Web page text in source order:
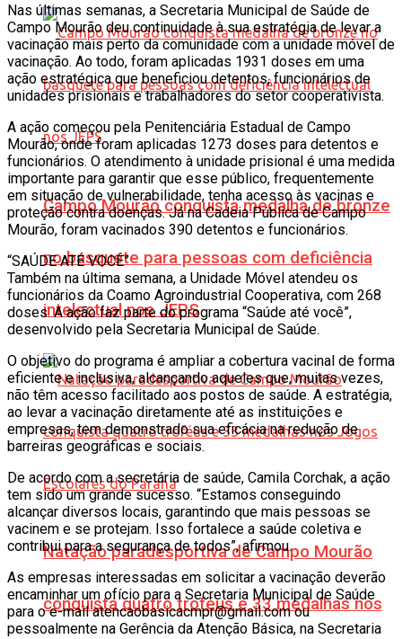
Campo Mourão conquista medalha de bronze
no basquete para pessoas com deficiência
intelectual nos JEPS
Natação paradesportiva de Campo Mourão
conquista quatro troféus e 33 medalhas nos
Nas últimas semanas, a Secretaria Municipal de Saúde de
Campo Mourão deu continuidade à sua estratégia de levar a
vacinação mais perto da comunidade com a unidade móvel de
vacinação. Ao todo, foram aplicadas 1931 doses em uma
ação estratégica que beneficiou detentos, funcionários de
unidades prisionais e trabalhadores do setor cooperativista.
A ação começou pela Penitenciária Estadual de Campo
Mourão, onde foram aplicadas 1273 doses para detentos e
funcionários. O atendimento à unidade prisional é uma medida
importante para garantir que esse público, frequentemente
em situação de vulnerabilidade, tenha acesso às vacinas e
proteção contra doenças. Já na Cadeia Pública de Campo
Mourão, foram vacinados 390 detentos e funcionários.
“SAÚDE ATÉ VOCÊ”
Também na última semana, a Unidade Móvel atendeu os
funcionários da Coamo Agroindustrial Cooperativa, com 268
doses. A ação faz parte do programa “Saúde até você”,
desenvolvido pela Secretaria Municipal de Saúde.
O objetivo do programa é ampliar a cobertura vacinal de forma
eficiente e inclusiva, alcançando aqueles que, muitas vezes,
não têm acesso facilitado aos postos de saúde. A estratégia,
ao levar a vacinação diretamente até as instituições e
empresas, tem demonstrado sua eficácia na redução de
barreiras geográficas e sociais.
De acordo com a secretária de saúde, Camila Corchak, a ação
tem sido um grande sucesso. “Estamos conseguindo
alcançar diversos locais, garantindo que mais pessoas se
vacinem e se protejam. Isso fortalece a saúde coletiva e
contribui para a segurança de todos”, afirmou.
As empresas interessadas em solicitar a vacinação deverão
encaminhar um ofício para a Secretaria Municipal de Saúde
para o e-mail atencaobasicacmpr@gmail.com ou
pessoalmente na Gerência da Atenção Básica, na Secretaria